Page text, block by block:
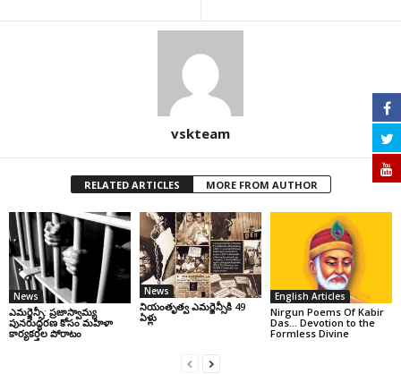
vskteam
RELATED ARTICLES MORE FROM AUTHOR
News
ఎమర్జెన్సీ: ప్రజాస్వామ్య
పునరుద్ధరణ కోసం మహిళా
కార్యకర్తల పోరాటం
News
నియంతృత్వ ఎమర్జెన్సీకి 49
ఏళ్లు
English Articles
Nirgun Poems Of Kabir
Das… Devotion to the
Formless Divine